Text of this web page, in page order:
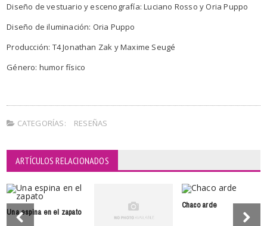
Diseño de vestuario y escenografía: Luciano Rosso y Oria Puppo
Diseño de iluminación: Oria Puppo
Producción: T4 Jonathan Zak y Maxime Seugé
Género: humor físico
CATEGORÍAS: RESEÑAS
ARTÍCULOS RELACIONADOS
Una espina en el zapato
Chaco arde